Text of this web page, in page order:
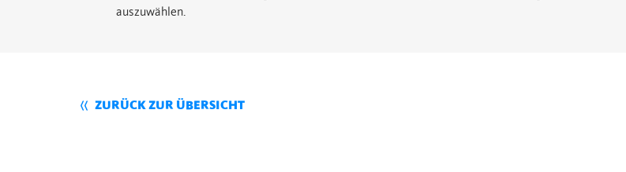
auszuwählen.
ZURÜCK ZUR ÜBERSICHT